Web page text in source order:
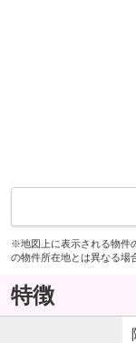
※地図上に表示される物件
の物件所在地とは異なる場
特徴